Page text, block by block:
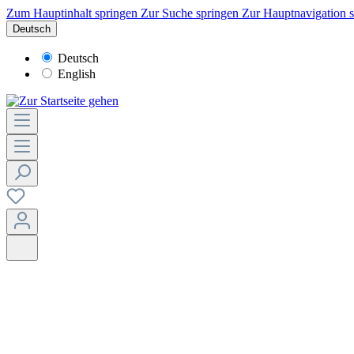
Zum Hauptinhalt springen Zur Suche springen Zur Hauptnavigation
Deutsch
Deutsch
English